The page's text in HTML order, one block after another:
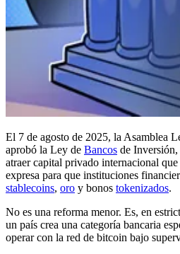
El 7 de agosto de 2025, la Asamblea
aprobó la Ley de Bancos de Inversión,
atraer capital privado internacional
expresa para que instituciones
stablecoins, oro y bonos tokenizados.
No es una reforma menor. Es, en
un país crea una categoría bancaria
operar con la red de bitcoin bajo